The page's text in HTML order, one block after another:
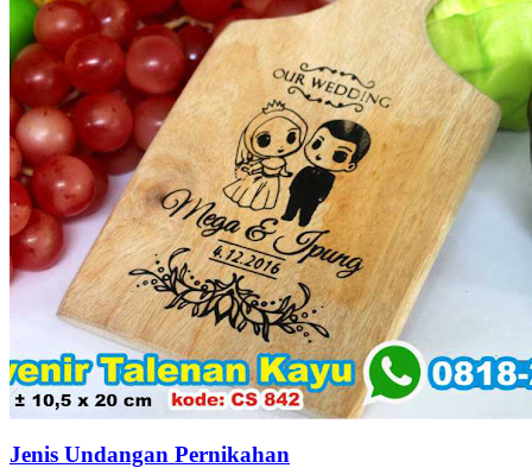
Jenis Undangan Pernikahan